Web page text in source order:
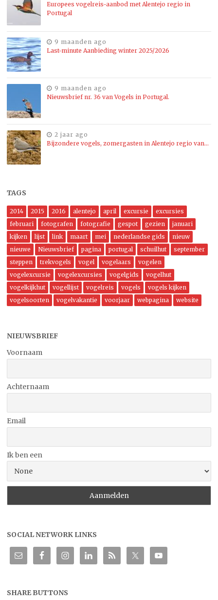
Europees vogelreis-aanbod met Alentejo regio in
Portugal
9 maanden ago
Last-minute Aanbieding winter 2025/2026
9 maanden ago
Nieuwsbrief nr. 36 van Vogels in Portugal.
2 jaar ago
Bijzondere vogels, zomergasten in Alentejo regio van…
TAGS
2014 2015 2016 alentejo april excursie
excursies
februari
fotografen fotografie gespot gezien
januari
kijken
lijst link maart mei nederlandse gids
nieuw
nieuwe
Nieuwsbrief pagina portugal schuilhut
september
steppen
trekvogels vogel vogelaars
vogelen
vogelexcursie
vogelexcursies vogelgids
vogelhut
vogelkijkhut
vogellijst vogelreis vogels
vogels kijken
vogelsoorten
vogelvakantie voorjaar webpagina website
NIEUWSBRIEF
Voornaam
Achternaam
Email
Ik ben een
SOCIAL NETWORK LINKS
SHARE BUTTONS